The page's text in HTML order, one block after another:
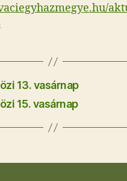
13. vasárnap
15. vasárnap